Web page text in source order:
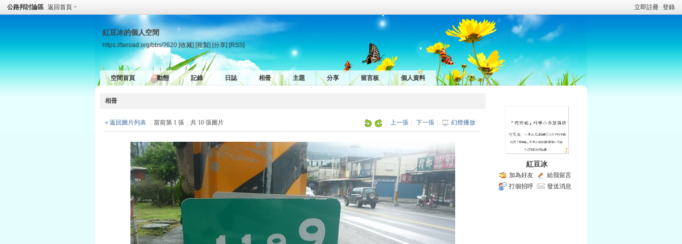
立即註冊 登錄
公路邦討論區 返回首頁
紅豆冰的個人空間
https://twroad.org/bbs/?620 [收藏] [複製] [分享] [RSS]
空間首頁 動態 記錄 日誌 相冊 主題 分享 留言板 個人資料
相冊
上一張 下一張 幻燈播放
« 返回圖片列表 當前第 1 張 共 10 張圖片
紅豆冰
加為好友
給我留言
打個招呼
發送消息